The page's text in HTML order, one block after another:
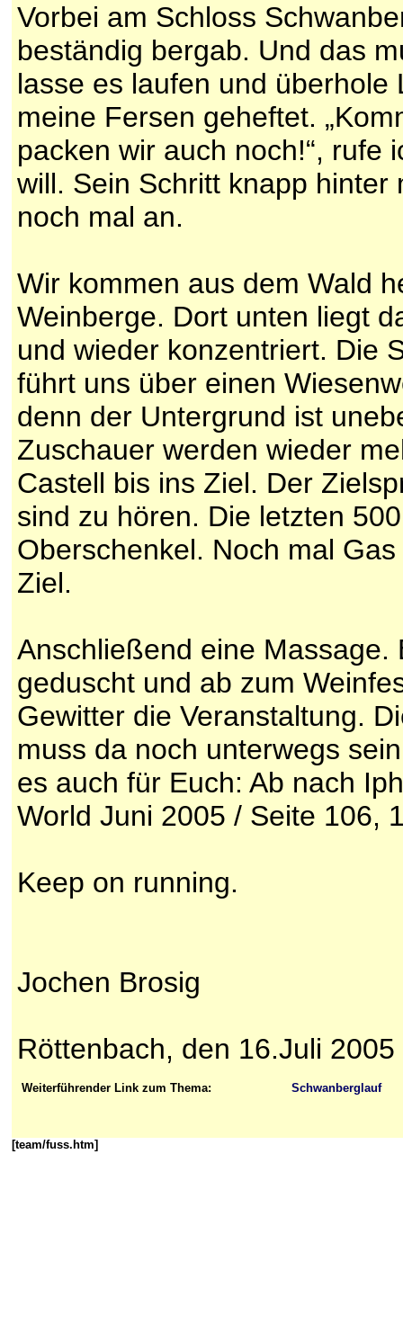
Vorbei am Schloss
beständig bergab. Und das
lasse es laufen und
meine Fersen geheftet.
packen wir auch noch!“, rufe
will. Sein Schritt knapp
noch mal an.
Wir kommen aus dem Wald
Weinberge. Dort unten liegt
und wieder konzentriert. Die
führt uns über einen
denn der Untergrund ist
Zuschauer werden wieder
Castell bis ins Ziel. Der
sind zu hören. Die letzten
Oberschenkel. Noch mal
Ziel.
Anschließend eine
geduscht und ab zum
Gewitter die Veranstaltung.
muss da noch unterwegs
es auch für Euch: Ab nach
World Juni 2005 / Seite 106,
Keep on running.
Jochen Brosig
Röttenbach, den 16.Juli 2005
Weiterführender Link zum Thema: Schwanberglauf
[team/fuss.htm]